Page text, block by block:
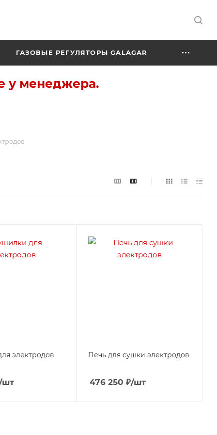
ГАЗОВЫЕ РЕГУЛЯТОРЫ GALAGAR
у менеджера.
электродов
шт
Печь для сушки электродов
476 250 ₽/шт